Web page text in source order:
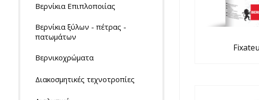
Βερνίκια Επιπλοποιίας
Βερνίκια ξύλων - πέτρας -
πατωμάτων
Βερνικοχρώματα
Διακοσμητικές τεχνοτροπίες